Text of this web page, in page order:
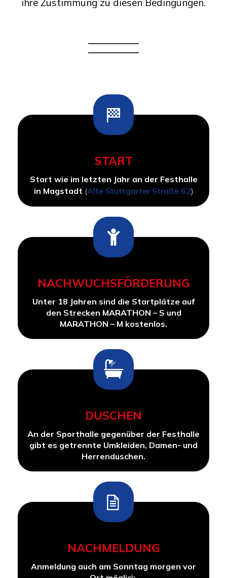
ihre Zustimmung zu diesen Bedingungen.
START
Start wie im letzten Jahr an der Festhalle
in Magstadt (Alte Stuttgarter Straße 62)
NACHWUCHSFÖRDERUNG
Unter 18 Jahren sind die Startplätze auf
den Strecken MARATHON – S und
MARATHON – M kostenlos.
DUSCHEN
An der Sporthalle gegenüber der Festhalle
gibt es getrennte Umkleiden, Damen- und
Herrenduschen.
NACHMELDUNG
Anmeldung auch am Sonntag morgen vor